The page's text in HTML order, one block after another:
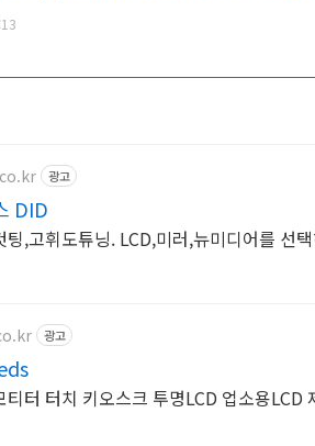
광고
DID
팅,고휘도튜닝. LCD,미러,뉴미디어를 선
광고
터 터치 키오스크 투명LCD 업소용LCD